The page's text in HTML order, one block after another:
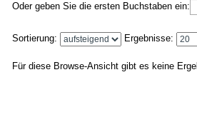
Oder geben Sie die ersten Buchstaben ein:
Sortierung: Ergebnisse:
Für diese Browse-Ansicht gibt es keine